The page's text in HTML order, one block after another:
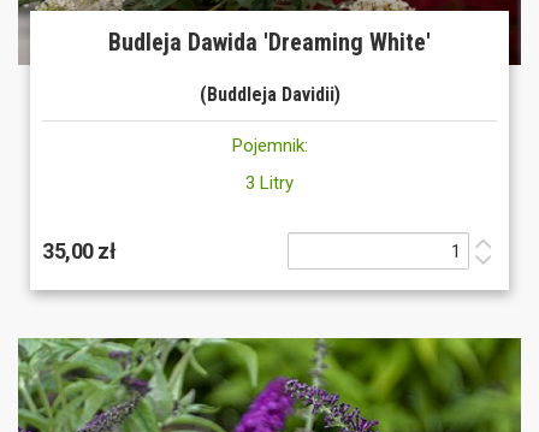
Budleja Dawida 'Dreaming White'
(Buddleja Davidii)
Pojemnik:
3 Litry
35,00 zł